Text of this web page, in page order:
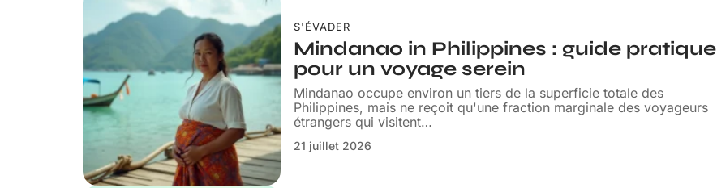
S'ÉVADER
Mindanao in Philippines : guide pratique
pour un voyage serein
Mindanao occupe environ un tiers de la superficie totale des
Philippines, mais ne reçoit qu'une fraction marginale des voyageurs
étrangers qui visitent…
21 juillet 2026